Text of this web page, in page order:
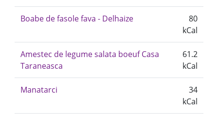
Boabe de fasole fava - Delhaize
80
kCal
Amestec de legume salata boeuf Casa
Taraneasca
61.2
kCal
Manatarci
34
kCal